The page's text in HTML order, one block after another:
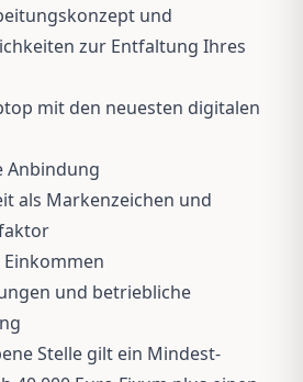
und
zur Entfaltung Ihres
mit den neuesten digitalen
Anbindung
als Markenzeichen und
und betriebliche
Stelle gilt ein Mindest-